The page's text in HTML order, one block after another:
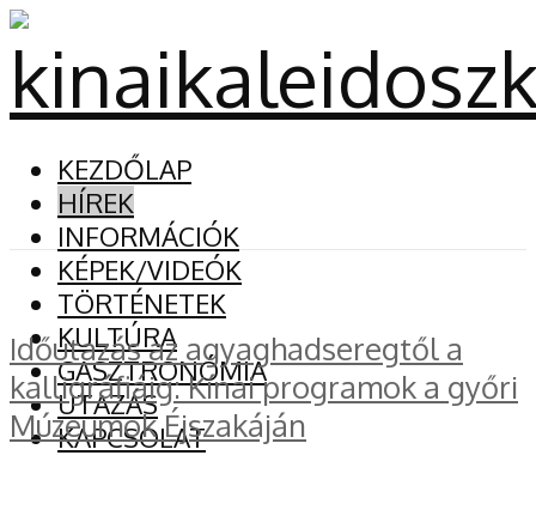
KEZDŐLAP
HÍREK
INFORMÁCIÓK
KÉPEK/VIDEÓK
TÖRTÉNETEK
KULTÚRA
GASZTRONÓMIA
UTAZÁS
KAPCSOLAT
Időutazás az agyaghadseregtől a
kalligráfiáig: Kínai programok a győri
Múzeumok Éjszakáján